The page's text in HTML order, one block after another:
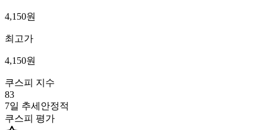
4,150원
최고가
4,150원
쿠스피 지수
83
7일 추세 안정적
쿠스피 평가